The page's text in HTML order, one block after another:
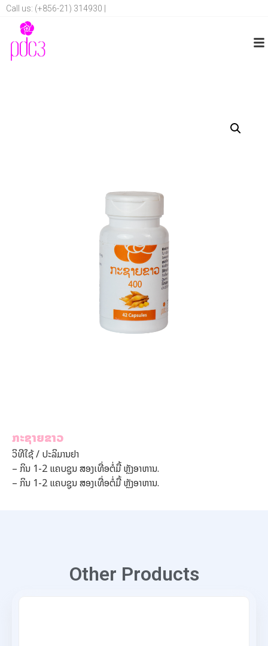
Call us: (+856-21) 314930 |
ກະຊາຍຂາວ
ວິທີໃຊ້ / ປະລິມານຢາ
– ກິນ 1-2 ແຄບຊູນ ສອງເທື່ອຕໍ່ມື້ ຫຼັງອາຫານ.
– ກິນ 1-2 ແຄບຊູນ ສອງເທື່ອຕໍ່ມື້ ຫຼັງອາຫານ.
Other Products